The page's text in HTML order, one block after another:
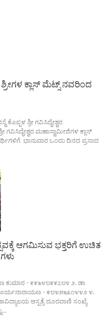
ಕ್ಲಾಸ್ ಮೆಟ್ಸ್ ನವರಿಂದ
ಶ್ರೀ ಗವಿಸಿದ್ಧೇಶ್ವರ
ಮಹಾಸ್ವಾಮೀಜಿಗಳ ಕ್ಲಾಸ್
ಭಾನುವಾರ ಒಂದು ದಿನದ ಪ್ರಸಾದ
ಆಗಮಿಸುವ ಭಕ್ತರಿಗೆ ಉಚಿತ
ಕುಮಾರ - ೯೯೬೪೮೯೯೭೮೪ ೨. ಡಾ
- ೯೮೪೫೬೩೧೪೪೨ ೪.
ಆಸ್ಪತ್ರೆ ದೂರವಾಣಿ ಸಂಖ್ಯೆ